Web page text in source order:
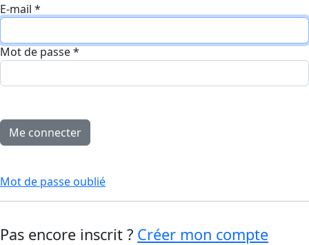
E-mail *
Mot de passe*
Mot de passe oublié
Pas encore inscrit ? Créer mon compte